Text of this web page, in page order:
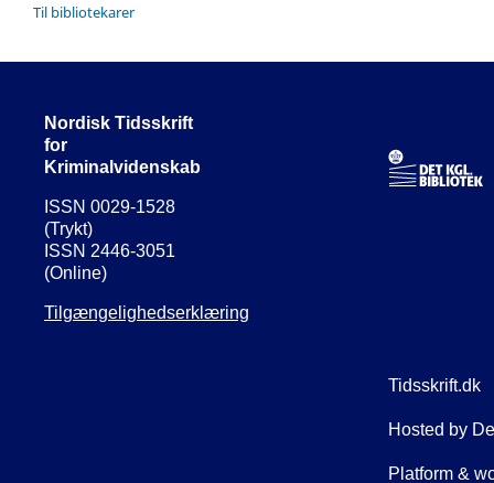
Til bibliotekarer
Nordisk Tidsskrift
for
Kriminalvidenskab
ISSN 0029-1528
(Trykt)
ISSN 2446-3051
(Online)
Tilgængelighedserklæring